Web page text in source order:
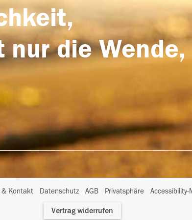
nur die
& Kontakt Datenschutz AGB Privatsphäre
I
Vertrag widerrufen